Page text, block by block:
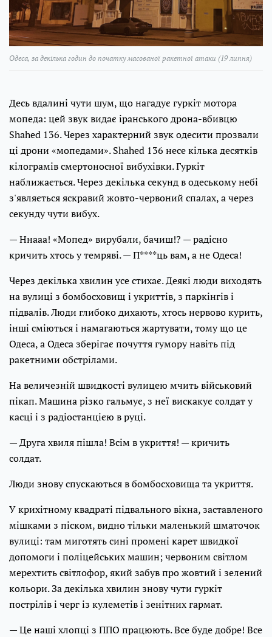
Одеса, за декілька годин до початку масованої ракетної атаки (19 липня)
Десь вдалині чути шум, що нагадує гуркіт мотора
мопеда: цей звук видає іранського дрона-вбивцю
Shahed 136. Через характерний звук одесити прозвали
ці дрони «мопедами». Shahed 136 несе кілька десятків
кілограмів смертоносної вибухівки. Гуркіт
наближається. Через декілька секунд в одеському небі
з'являється яскравий жовто-червоний спалах, а через
секунду чути вибух.
— Ннааа! «Мопед» вирубали, бачиш!? — радісно
кричить хтось у темряві. — П****ць вам, а не Одеса!
Через декілька хвилин усе стихає. Деякі люди виходять
на вулиці з бомбосховищ і укриттів, з паркінгів і
підвалів. Люди глибоко дихають, хтось нервово курить,
інші сміються і намагаються жартувати, тому що це
Одеса, а Одеса зберігає почуття гумору навіть під
ракетними обстрілами.
На величезній швидкості вулицею мчить військовий
пікап. Машина різко гальмує, з неї вискакує солдат у
касці і з радіостанцією в руці.
— Друга хвиля пішла! Всім в укриття! — кричить
солдат.
Люди знову спускаються в бомбосховища та укриття.
У крихітному квадраті підвального вікна, заставленого
мішками з піском, видно тільки маленький шматочок
вулиці: там миготять сині промені карет швидкої
допомоги і поліцейських машин; червоним світлом
мерехтить світлофор, який забув про жовтий і зелений
кольори. За декілька хвилин знову чути гуркіт
пострілів і черг із кулеметів і зенітних гармат.
— Це наші хлопці з ППО працюють. Все буде добре! Все